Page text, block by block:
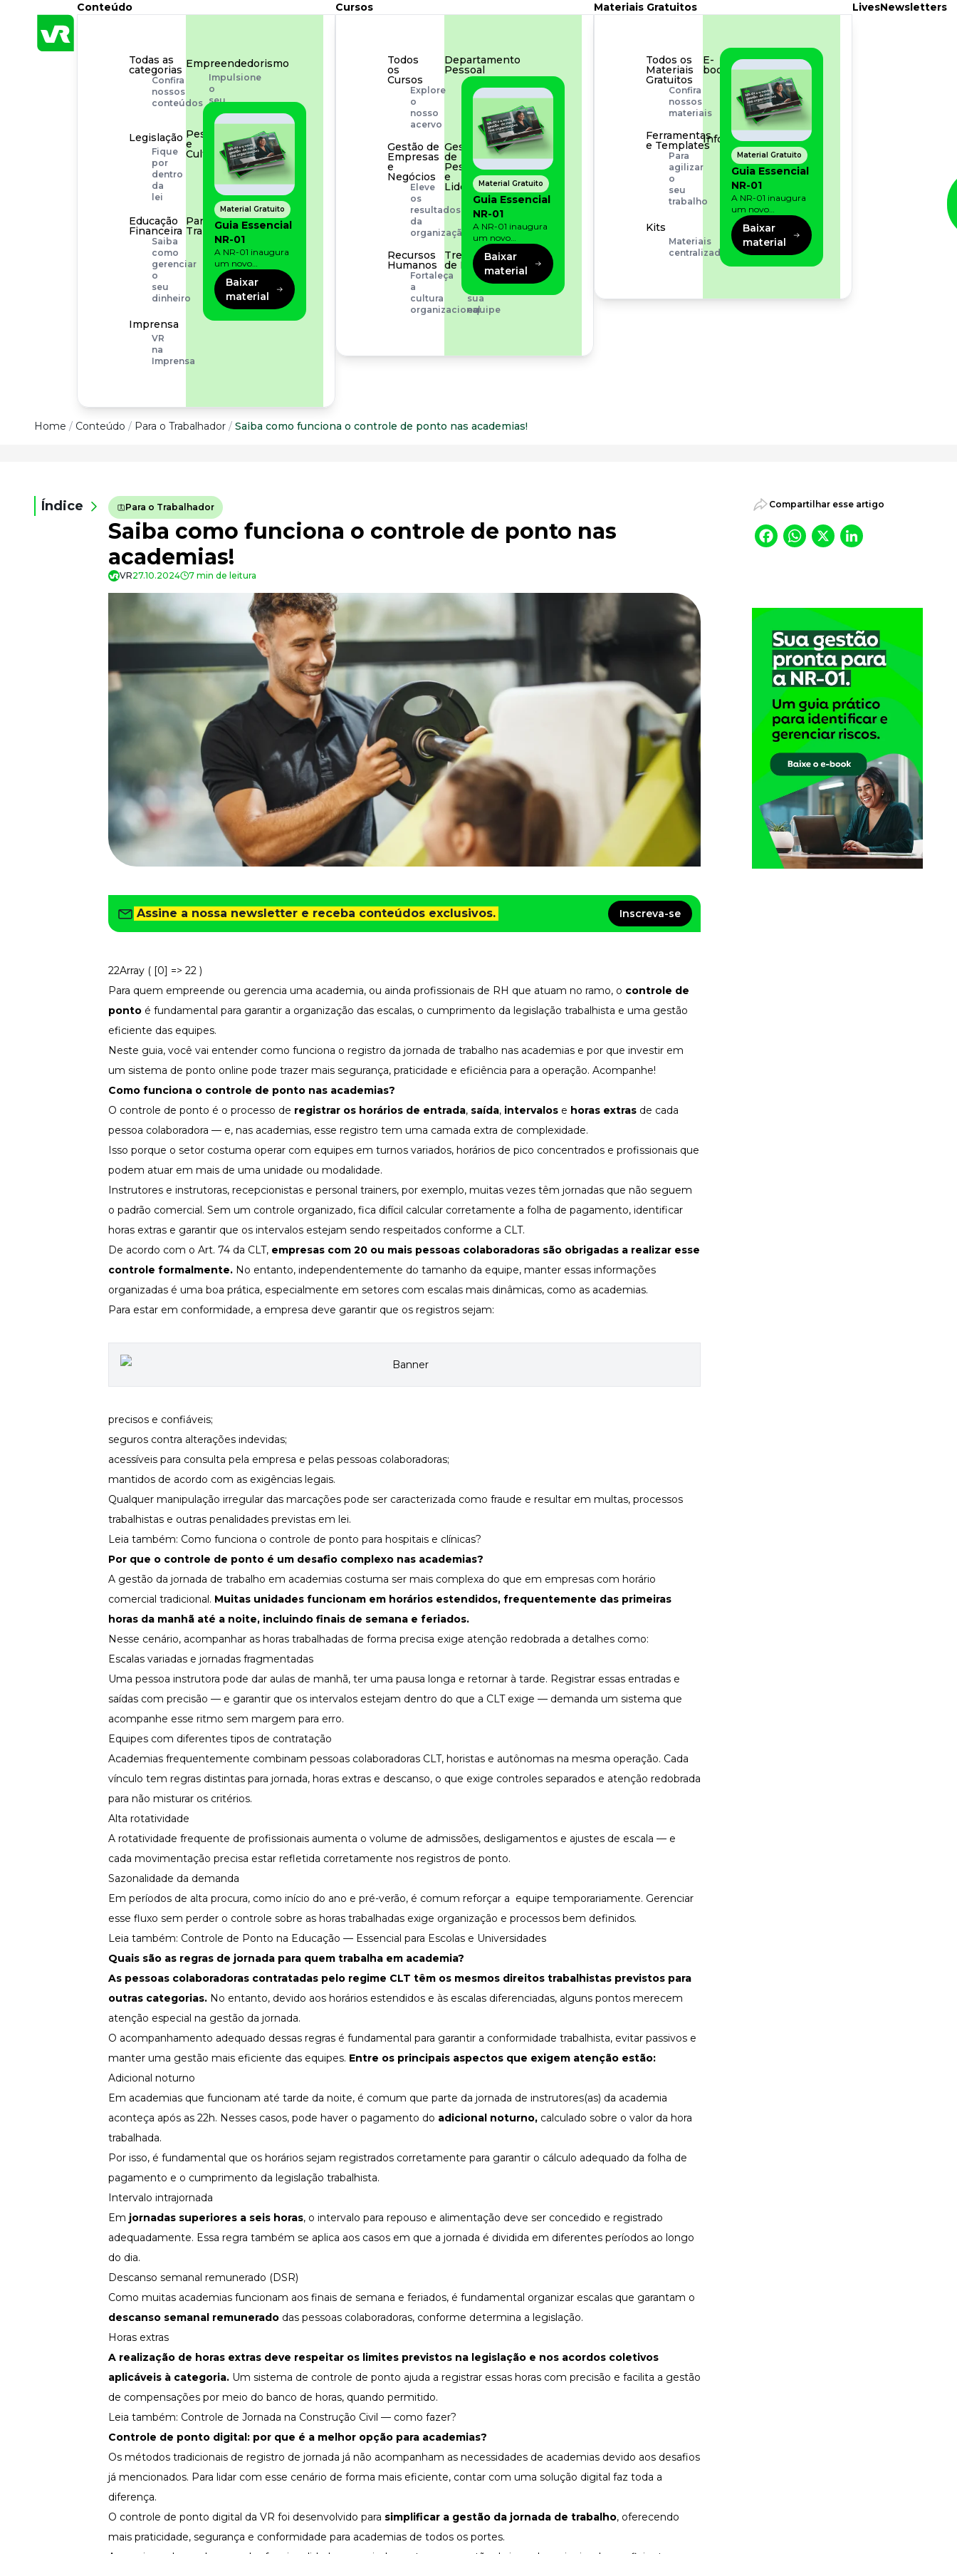
Conteúdo
Todas as
categorias
Confira
nossos
conteúdos
Empreendedorismo
Impulsione
o
seu
negócio
Legislação
Fique
por
dentro
da
lei
Pessoas
e
Cultura
Aprimore
cultura
organizacional
Educação
Financeira
Saiba
como
gerenciar
o
seu
dinheiro
Para o
Trabalhador
Tudo
para
facilitar
rotina
Imprensa
VR
na
Imprensa
Material Gratuito
Guia Essencial
NR-01
A NR-01 inaugura
um novo
momento na
prevenção de riscos:
agora, além dos
fatores físicos e
operacionais, as
Baixar
material
Cursos
Todos
os
Cursos
Explore
o
nosso
acervo
Departamento
Pessoal
Para
simplificar
processos
Gestão de
Empresas
e
Negócios
Eleve
os
resultados
da
organização
Gestão
de
Pessoas
e
Liderança
Capacitação
com
especialistas
Recursos
Humanos
Fortaleça
a
cultura
organizacional
Treinamento
de Produto
Desenvolva
sua
equipe
Material Gratuito
Guia Essencial
NR-01
A NR-01 inaugura
um novo
momento na
prevenção de riscos:
agora, além dos
fatores físicos e
operacionais, as
empresas precisam
olhar também
Baixar
material
Materiais Gratuitos
Todos os
Materiais
Gratuitos
Confira
nossos
materiais
E-
book
Aprofunde
seu
conhecimento
Ferramentas
e Templates
Para
agilizar
o
seu
trabalho
Infográfico
Conteúdo
prático
rápido
Kits
Materiais
centralizados
Material Gratuito
Guia Essencial
NR-01
A NR-01 inaugura
um novo
momento na
prevenção de riscos:
agora, além dos
fatores físicos e
operacionais, as
para os riscos
Baixar
material
LivesNewsletters
Conteúdo
Todas as categorias
Confira nossos conteúdos
Empreendedorismo
Legislação
Fique por dentro da lei
Pessoas e Cultura
Aprimore a cultura organizacional
Educação Financeira
Saiba como gerenciar o seu dinheiro
Para o Trabalhador
Tudo para facilitar a rotina
Imprensa
Todos os Cursos
Explore o nosso acervo
Departamento Pessoal
Para simplificar os processos
Eleve os resultados da organização
Gestão de Pessoas e Liderança
Capacitação com especialistas
Fortaleça a cultura organizacional
Treinamento de Produto
Materiais Gratuitos
Materiais Gratuitos
Todos os Materiais Gratuitos
Confira nossos materiais
Aprofunde seu conhecimento
Ferramentas e Templates
Infográfico
Conteúdo prático e rápido
Materiais centralizados
Newsletters
Home / Conteúdo / Para o Trabalhador / Saiba como funciona o controle de ponto nas academias!
Índice Para o Trabalhador
Saiba como funciona o controle de ponto nas
academias!
VR27.10.2024 7 min de leitura
Assine a nossa newsletter e receba conteúdos exclusivos. Inscreva-se
22Array ( [0] => 22 )
Para quem empreende ou gerencia uma academia, ou ainda profissionais de RH que atuam no ramo, o controle de
ponto é fundamental para garantir a organização das escalas, o cumprimento da legislação trabalhista e uma gestão
eficiente das equipes.
Neste guia, você vai entender como funciona o registro da jornada de trabalho nas academias e por que investir em
um sistema de ponto online pode trazer mais segurança, praticidade e eficiência para a operação. Acompanhe!
Como funciona o controle de ponto nas academias?
O controle de ponto é o processo de registrar os horários de entrada, saída, intervalos e horas extras de cada
pessoa colaboradora — e, nas academias, esse registro tem uma camada extra de complexidade.
Isso porque o setor costuma operar com equipes em turnos variados, horários de pico concentrados e profissionais que
podem atuar em mais de uma unidade ou modalidade.
Instrutores e instrutoras, recepcionistas e personal trainers, por exemplo, muitas vezes têm jornadas que não seguem
o padrão comercial. Sem um controle organizado, fica difícil calcular corretamente a folha de pagamento, identificar
horas extras e garantir que os intervalos estejam sendo respeitados conforme a CLT.
De acordo com o Art. 74 da CLT, empresas com 20 ou mais pessoas colaboradoras são obrigadas a realizar esse
controle formalmente. No entanto, independentemente do tamanho da equipe, manter essas informações
organizadas é uma boa prática, especialmente em setores com escalas mais dinâmicas, como as academias.
Para estar em conformidade, a empresa deve garantir que os registros sejam:
precisos e confiáveis;
seguros contra alterações indevidas;
acessíveis para consulta pela empresa e pelas pessoas colaboradoras;
mantidos de acordo com as exigências legais.
Qualquer manipulação irregular das marcações pode ser caracterizada como fraude e resultar em multas, processos
trabalhistas e outras penalidades previstas em lei.
Leia também: Como funciona o controle de ponto para hospitais e clínicas?
Por que o controle de ponto é um desafio complexo nas academias?
A gestão da jornada de trabalho em academias costuma ser mais complexa do que em empresas com horário
comercial tradicional. Muitas unidades funcionam em horários estendidos, frequentemente das primeiras
horas da manhã até a noite, incluindo finais de semana e feriados.
Nesse cenário, acompanhar as horas trabalhadas de forma precisa exige atenção redobrada a detalhes como:
Escalas variadas e jornadas fragmentadas
Uma pessoa instrutora pode dar aulas de manhã, ter uma pausa longa e retornar à tarde. Registrar essas entradas e
saídas com precisão — e garantir que os intervalos estejam dentro do que a CLT exige — demanda um sistema que
acompanhe esse ritmo sem margem para erro.
Equipes com diferentes tipos de contratação
Academias frequentemente combinam pessoas colaboradoras CLT, horistas e autônomas na mesma operação. Cada
vínculo tem regras distintas para jornada, horas extras e descanso, o que exige controles separados e atenção redobrada
para não misturar os critérios.
Alta rotatividade
A rotatividade frequente de profissionais aumenta o volume de admissões, desligamentos e ajustes de escala — e
cada movimentação precisa estar refletida corretamente nos registros de ponto.
Sazonalidade da demanda
Em períodos de alta procura, como início do ano e pré-verão, é comum reforçar a equipe temporariamente. Gerenciar
esse fluxo sem perder o controle sobre as horas trabalhadas exige organização e processos bem definidos.
Leia também: Controle de Ponto na Educação — Essencial para Escolas e Universidades
Quais são as regras de jornada para quem trabalha em academia?
As pessoas colaboradoras contratadas pelo regime CLT têm os mesmos direitos trabalhistas previstos para
outras categorias. No entanto, devido aos horários estendidos e às escalas diferenciadas, alguns pontos merecem
atenção especial na gestão da jornada.
O acompanhamento adequado dessas regras é fundamental para garantir a conformidade trabalhista, evitar passivos e
manter uma gestão mais eficiente das equipes. Entre os principais aspectos que exigem atenção estão:
Adicional noturno
Em academias que funcionam até tarde da noite, é comum que parte da jornada de instrutores(as) da academia
aconteça após as 22h. Nesses casos, pode haver o pagamento do adicional noturno, calculado sobre o valor da hora
trabalhada.
Por isso, é fundamental que os horários sejam registrados corretamente para garantir o cálculo adequado da folha de
pagamento e o cumprimento da legislação trabalhista.
Intervalo intrajornada
Em jornadas superiores a seis horas, o intervalo para repouso e alimentação deve ser concedido e registrado
adequadamente. Essa regra também se aplica aos casos em que a jornada é dividida em diferentes períodos ao longo
do dia.
Descanso semanal remunerado (DSR)
Como muitas academias funcionam aos finais de semana e feriados, é fundamental organizar escalas que garantam o
descanso semanal remunerado das pessoas colaboradoras, conforme determina a legislação.
Horas extras
A realização de horas extras deve respeitar os limites previstos na legislação e nos acordos coletivos
aplicáveis à categoria. Um sistema de controle de ponto ajuda a registrar essas horas com precisão e facilita a gestão
de compensações por meio do banco de horas, quando permitido.
Leia também: Controle de Jornada na Construção Civil — como fazer?
Controle de ponto digital: por que é a melhor opção para academias?
Os métodos tradicionais de registro de jornada já não acompanham as necessidades de academias devido aos desafios
já mencionados. Para lidar com esse cenário de forma mais eficiente, contar com uma solução digital faz toda a
diferença.
O controle de ponto digital da VR foi desenvolvido para simplificar a gestão da jornada de trabalho, oferecendo
mais praticidade, segurança e conformidade para academias de todos os portes.
Compartilhar esse artigo
Facebook
WhatsApp
X